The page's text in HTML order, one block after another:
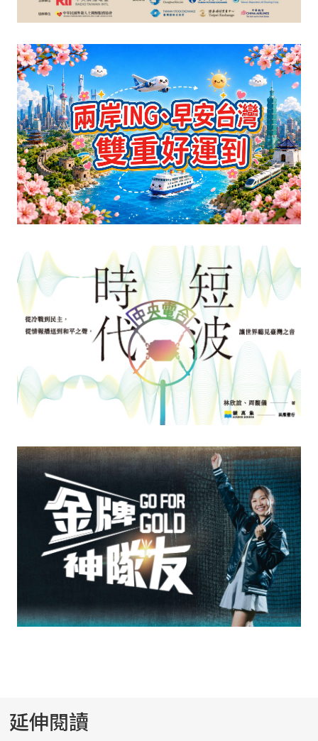
延伸閱讀